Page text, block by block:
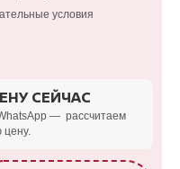
условия
СЕЙЧАС
— рассчитаем